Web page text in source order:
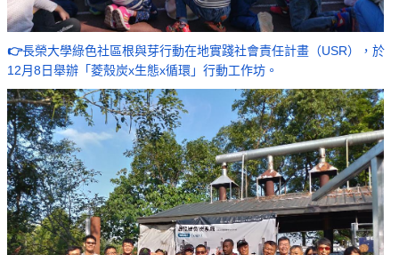
👉長榮大學綠色社區根與芽行動在地實踐社會責任計畫（USR），於
12月8日舉辦「菱殼炭x生態x循環」行動工作坊。